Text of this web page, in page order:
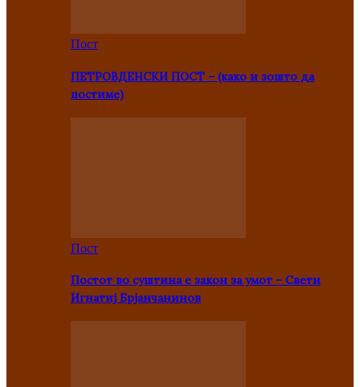
Пост
ПЕТРОВДЕНСКИ ПОСТ – (како и зошто да
постиме)
Пост
Постот во суштина е закон за умот – Свети
Игнатиј Брјанчанинов